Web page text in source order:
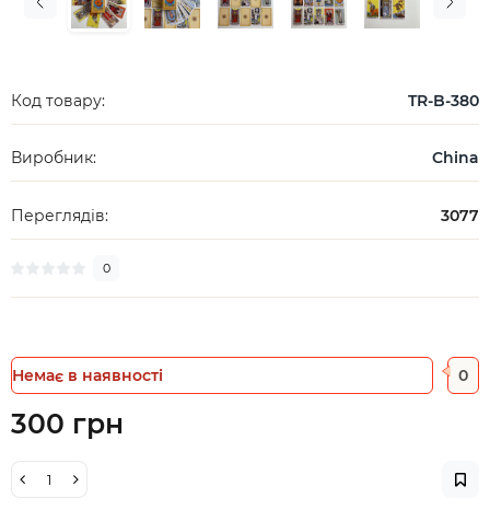
Код товару: TR-B-380
Виробник: China
Переглядів: 3077
0
Немає в наявності 0
300 грн